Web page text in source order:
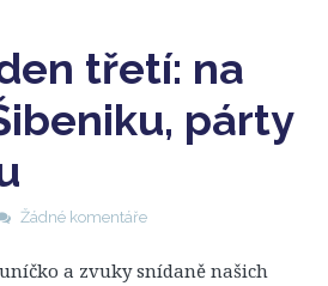
třetí: na
párty
Žádné komentáře
a zvuky snídaně našich